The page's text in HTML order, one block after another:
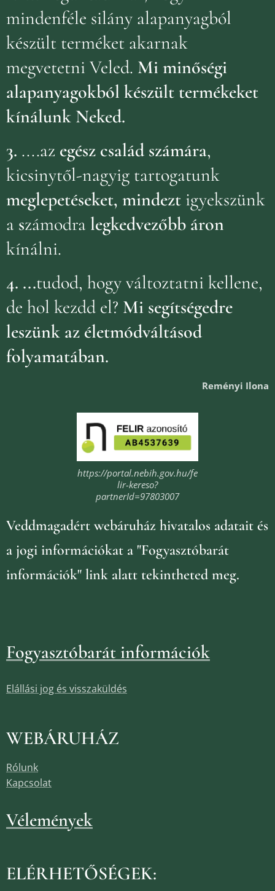
mindenféle silány alapanyagból
készült terméket akarnak
megvetetni Veled. Mi minőségi
alapanyagokból készült termékeket
kínálunk Neked.
3. ....az egész család számára,
kicsinytől-nagyig tartogatunk
meglepetéseket, mindezt igyekszünk
a számodralegkedvezőbb áron
kínálni.
4. ...tudod, hogy változtatni kellene,
de hol kezdd el? Mi segítségedre
leszünk az életmódváltásod
folyamatában.
Reményi Ilona
https://portal.nebih.gov.hu/fe
lir-kereso?
partnerId=97803007
Veddmagadért webáruház hivatalos adatait és
a jogi információkat a "Fogyasztóbarát
információk" link alatt tekintheted meg.
Fogyasztóbarát információk
Elállási jog és visszaküldés
WEBÁRUHÁZ
Rólunk
Kapcsolat
Vélemények
ELÉRHETŐSÉGEK: